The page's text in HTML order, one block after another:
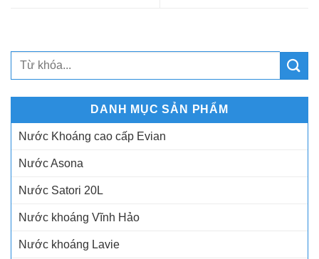
DANH MỤC SẢN PHẨM
Nước Khoáng cao cấp Evian
Nước Asona
Nước Satori 20L
Nước khoáng Vĩnh Hảo
Nước khoáng Lavie